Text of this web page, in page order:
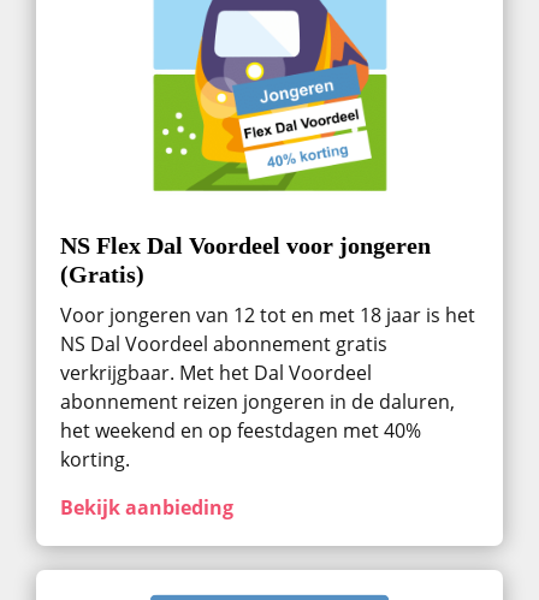
NS Flex Dal Voordeel voor jongeren
(Gratis)
Voor jongeren van 12 tot en met 18 jaar is het
NS Dal Voordeel abonnement gratis
verkrijgbaar. Met het Dal Voordeel
abonnement reizen jongeren in de daluren,
het weekend en op feestdagen met 40%
korting.
Bekijk aanbieding